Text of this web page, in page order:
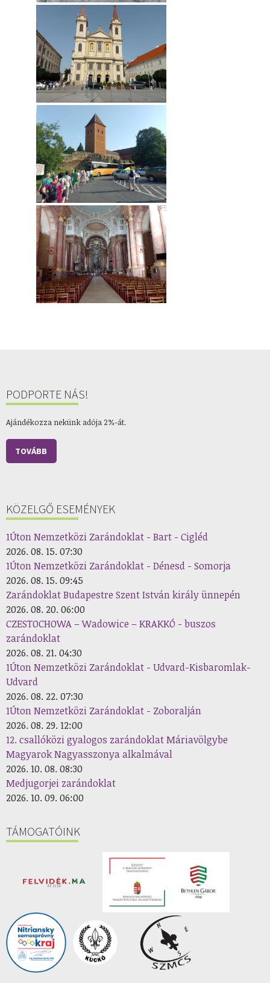
PODPORTE NÁS!
Ajándékozza nekünk adója 2%-át.
TOVÁBB
KÖZELGŐ ESEMÉNYEK
1Úton Nemzetközi Zarándoklat - Bart - Cigléd
2026. 08. 15. 07:30
1Úton Nemzetközi Zarándoklat - Dénesd - Somorja
2026. 08. 15. 09:45
Zarándoklat Budapestre Szent István király ünnepén
2026. 08. 20. 06:00
CZESTOCHOWA – Wadowice – KRAKKÓ - buszos
zarándoklat
2026. 08. 21. 04:30
1Úton Nemzetközi Zarándoklat - Udvard-Kisbaromlak-
Udvard
2026. 08. 22. 07:30
1Úton Nemzetközi Zarándoklat - Zoboralján
2026. 08. 29. 12:00
12. csallóközi gyalogos zarándoklat Máriavölgybe
Magyarok Nagyasszonya alkalmával
2026. 10. 08. 08:30
Medjugorjei zarándoklat
2026. 10. 09. 06:00
TÁMOGATÓINK